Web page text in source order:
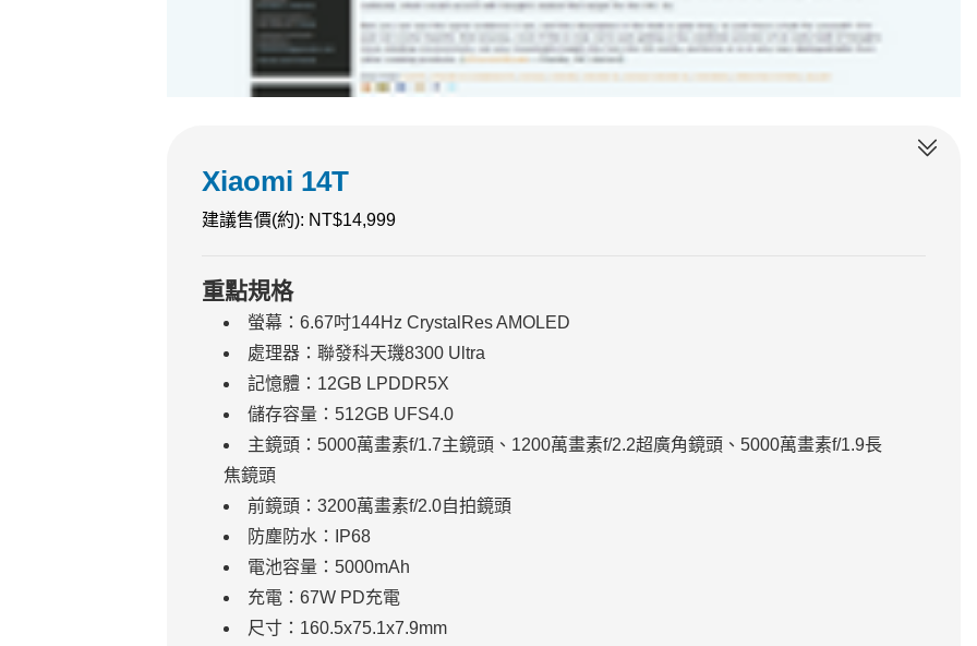
Xiaomi 14T
建議售價(約): NT$14,999
重點規格
螢幕：6.67吋144Hz CrystalRes AMOLED
處理器：聯發科天璣8300 Ultra
記憶體：12GB LPDDR5X
儲存容量：512GB UFS4.0
主鏡頭：5000萬畫素f/1.7主鏡頭、1200萬畫素f/2.2超廣角鏡頭、5000萬畫素f/1.9長
焦鏡頭
前鏡頭：3200萬畫素f/2.0自拍鏡頭
防塵防水：IP68
電池容量：5000mAh
充電：67W PD充電
尺寸：160.5x75.1x7.9mm